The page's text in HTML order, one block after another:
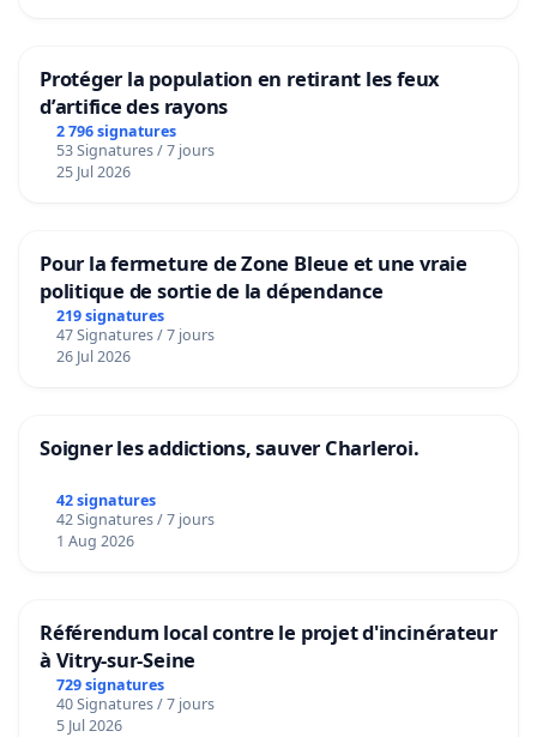
Protéger la population en retirant les feux
d’artifice des rayons
2 796 signatures
53 Signatures / 7 jours
25 Jul 2026
Pour la fermeture de Zone Bleue et une vraie
politique de sortie de la dépendance
219 signatures
47 Signatures / 7 jours
26 Jul 2026
Soigner les addictions, sauver Charleroi.
42 signatures
42 Signatures / 7 jours
1 Aug 2026
Référendum local contre le projet d'incinérateur
à Vitry-sur-Seine
729 signatures
40 Signatures / 7 jours
5 Jul 2026